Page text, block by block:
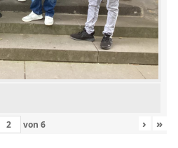
von 6 › »